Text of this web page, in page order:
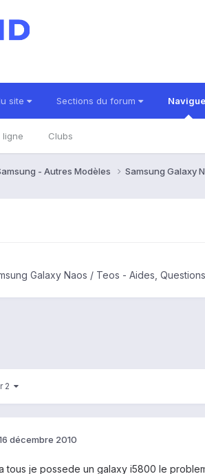
site Sections du forum
ligne Clubs
- Autres Modèles Samsung Galaxy
Galaxy Naos / Teos - Aides,
2
décembre 2010
tous je possede un galaxy i5800 le